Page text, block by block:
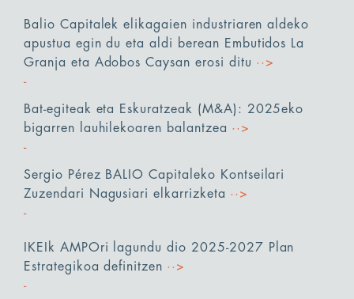
Balio Capitalek elikagaien industriaren aldeko
apustua egin du eta aldi berean Embutidos La
Granja eta Adobos Caysan erosi ditu ··>
Bat-egiteak eta Eskuratzeak (M&A): 2025eko
bigarren lauhilekoaren balantzea ··>
Sergio Pérez BALIO Capitaleko Kontseilari
Zuzendari Nagusiari elkarrizketa ··>
IKEIk AMPOri lagundu dio 2025-2027 Plan
Estrategikoa definitzen ··>